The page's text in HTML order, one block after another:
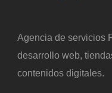
Agencia de servicios
desarrollo web,
contenidos digitales.